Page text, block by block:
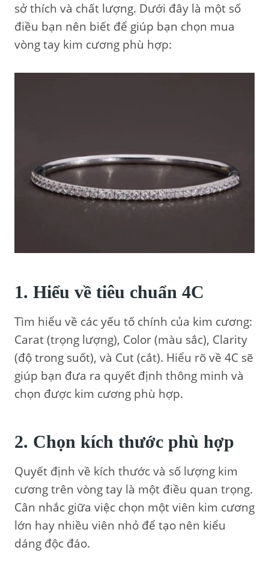
sở thích và chất lượng. Dưới đây là một số
điều bạn nên biết để giúp bạn chọn mua
vòng tay kim cương phù hợp:
1. Hiểu về tiêu chuẩn 4C
Tìm hiểu về các yếu tố chính của kim cương:
Carat (trọng lượng), Color (màu sắc), Clarity
(độ trong suốt), và Cut (cắt). Hiểu rõ về 4C sẽ
giúp bạn đưa ra quyết định thông minh và
chọn được kim cương phù hợp.
2. Chọn kích thước phù hợp
Quyết định về kích thước và số lượng kim
cương trên vòng tay là một điều quan trọng.
Cân nhắc giữa việc chọn một viên kim cương
lớn hay nhiều viên nhỏ để tạo nên kiểu
dáng độc đáo.